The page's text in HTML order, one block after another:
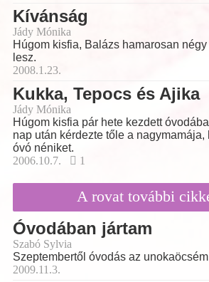
Kívánság
Jády Mónika
Húgom kisfia, Balázs hamarosan
lesz.
2008.1.23.
Kukka, Tepocs és Ajika
Jády Mónika
Húgom kisfia pár hete kezdett
nap után kérdezte tőle a nagymamája,
óvó néniket.
2006.10.7.
1
A rovat további
Óvodában jártam
Szabó Sylvia
Szeptembertől óvodás az
2009.11.3.